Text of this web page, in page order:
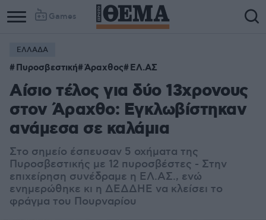
Games
Column
1
Column
2
ΕΛΛΑΔΑ
Πυροσβεστική Άραχθος ΕΛ.ΑΣ
Αίσιο τέλος για δύο 13χρονους
στον Άραχθο: Εγκλωβίστηκαν
ανάμεσα σε καλάμια
Στο σημείο έσπευσαν 5 οχήματα της
Πυροσβεστικής με 12 πυροσβέστες - Στην
επιχείρηση συνέδραμε η ΕΛ.ΑΣ., ενώ
ενημερώθηκε κι η ΔΕΔΔΗΕ να κλείσει το
φράγμα του Πουρναρίου